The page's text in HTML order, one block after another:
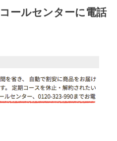
ールセンターに電話